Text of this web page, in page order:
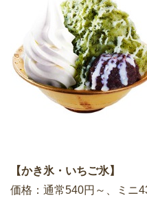
【かき氷・いちご氷】
価格：通常540円～、ミニ